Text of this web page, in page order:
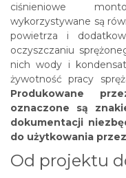
ciśnieniowe
wykorzystywane są
powietrza i
oczyszczaniu
nich wody i
żywotność pracy
Produkowane
oznaczone są
dokumentacji
do użytkowania
Od projektu